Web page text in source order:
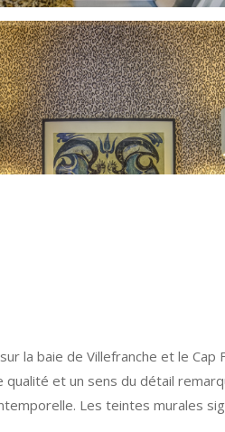
la baie de Villefranche et le Cap
et un sens du détail
Les teintes murales